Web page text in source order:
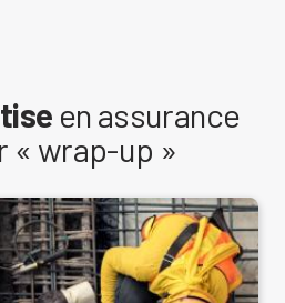
en assurance
« wrap-up »